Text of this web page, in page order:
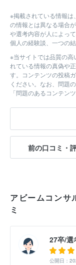
※掲載されている情報
の情報とは異なる場合
や選考内容が人によっ
個人の経験談、一つの
※当サイトでは品質の高
れている情報の真偽や
す。コンテンツの投稿
ください。なお、問題
「問題のあるコンテン
前の口コミ・
アビームコンサ
ミ
27卒/
公開日：